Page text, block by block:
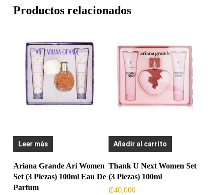
Productos relacionados
Leer más
Ariana Grande Ari Women
Set (3 Piezas) 100ml Eau De
Parfum
Añadir al carrito
Thank U Next Women Set
(3 Piezas) 100ml
₡40,000